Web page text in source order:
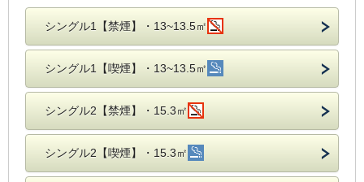
シングル1【禁煙】・13~13.5㎡
シングル1【喫煙】・13~13.5㎡
シングル2【禁煙】・15.3㎡
シングル2【喫煙】・15.3㎡